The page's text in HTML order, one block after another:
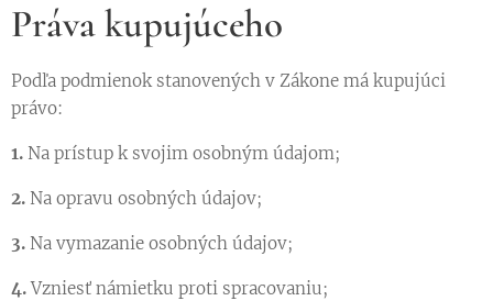
Práva kupujúceho
Podľa podmienok stanovených v Zákone má kupujúci
právo:
1. Na prístup k svojim osobným údajom;
2. Na opravu osobných údajov;
3. Na vymazanie osobných údajov;
4.Vzniesť námietku proti spracovaniu;